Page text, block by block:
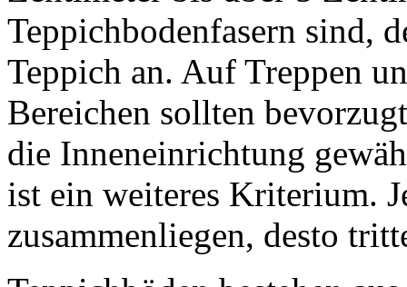
Teppichbodenfasern sind,
Teppich an. Auf Treppen
Bereichen sollten
die Inneneinrichtung
ist ein weiteres Kriterium.
zusammenliegen, desto